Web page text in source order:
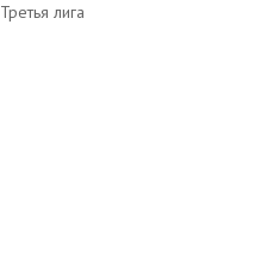
Третья лига